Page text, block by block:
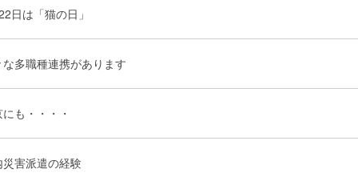
日は「猫の日」
な多職種連携があります
も・・・・
災害派遣の経験